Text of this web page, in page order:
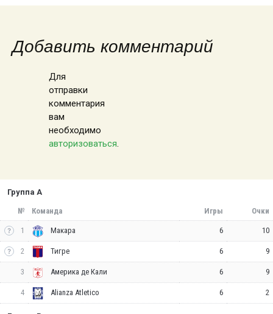
Добавить комментарий
Для
отправки
комментария
вам
необходимо
авторизоваться.
Группа A
№ Команда Игры Очки
1 Макара 6 10
2 Тигре 6 9
3 Америка де Кали 6 9
4 Alianza Atletico 6 2